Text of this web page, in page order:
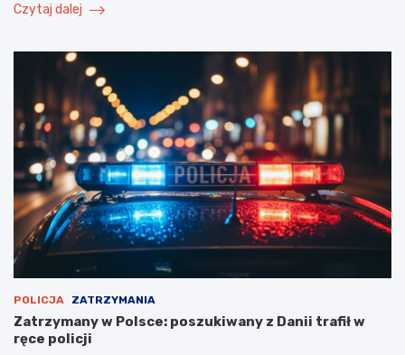
Czytaj dalej
POLICJA ZATRZYMANIA
Zatrzymany w Polsce: poszukiwany z Danii trafił w
ręce policji